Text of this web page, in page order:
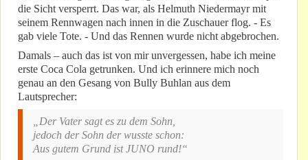
die Sicht versperrt. Das war, als Helmuth Niedermayr mit
seinem Rennwagen nach innen in die Zuschauer flog. - Es
gab viele Tote. - Und das Rennen wurde nicht abgebrochen.
Damals – auch das ist von mir unvergessen, habe ich meine
erste Coca Cola getrunken. Und ich erinnere mich noch
genau an den Gesang von Bully Buhlan aus dem
Lautsprecher:
„Der Vater sagt es zu dem Sohn,
jedoch der Sohn der wusste schon:
Aus gutem Grund ist JUNO rund!“